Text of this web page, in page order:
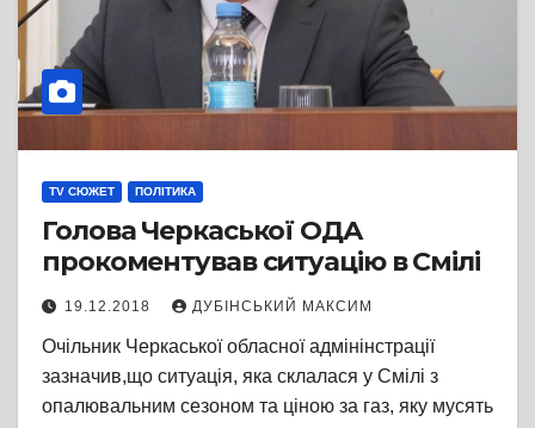
TV СЮЖЕТ ПОЛІТИКА
Голова Черкаської ОДА
прокоментував ситуацію в Смілі
19.12.2018 ДУБІНСЬКИЙ МАКСИМ
Очільник Черкаської обласної адмінінстрації
зазначив,що ситуація, яка склалася у Смілі з
опалювальним сезоном та ціною за газ, яку мусять